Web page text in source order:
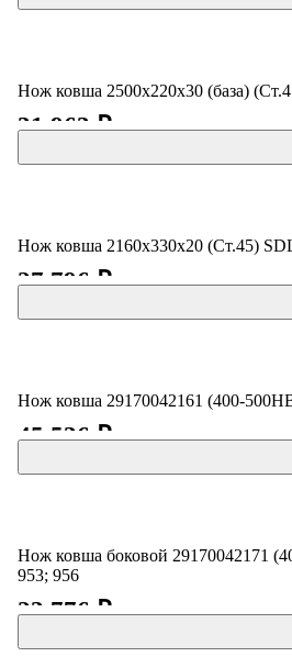
Нож ковша 2500х220х30 (база)
31 963 ₽
Нож ковша 2160х330х20 (Ст.45)
27 796 ₽
Нож ковша 29170042161 (400-
45 536 ₽
Нож ковша боковой 29170042171
953; 956
23 776 ₽